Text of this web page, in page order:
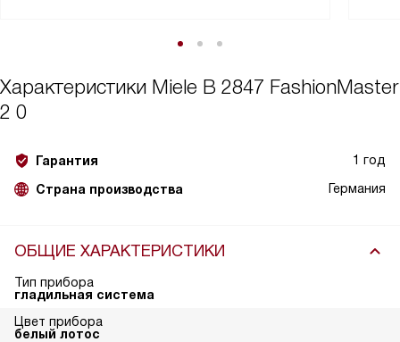
Характеристики Miele B 2847 FashionMaster
2 0
Гарантия 1 год
Страна производства Германия
ОБЩИЕ ХАРАКТЕРИСТИКИ
Тип прибора
гладильная система
Цвет прибора
белый лотос